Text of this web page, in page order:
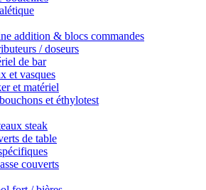
addition & blocs commandes
/ doseurs
de bar
et vasques
et matériel
et éthylotest
steak
de table
couverts